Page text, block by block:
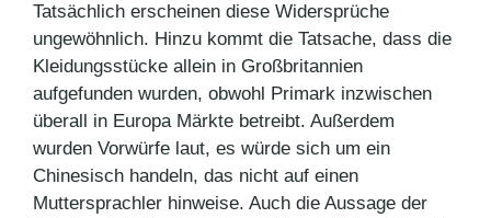
Tatsächlich erscheinen diese Widersprüche
ungewöhnlich. Hinzu kommt die Tatsache, dass die
Kleidungsstücke allein in Großbritannien
aufgefunden wurden, obwohl Primark inzwischen
überall in Europa Märkte betreibt. Außerdem
wurden Vorwürfe laut, es würde sich um ein
Chinesisch handeln, das nicht auf einen
Muttersprachler hinweise. Auch die Aussage der